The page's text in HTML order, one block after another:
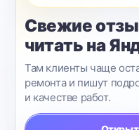
Свежие
читать на
Там клиенты чаще
ремонта и пишут
и качестве работ.